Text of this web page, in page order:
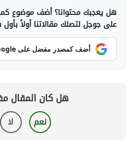
هل يعجبك محتوانا؟ أضف موضوع
على جوجل لتصلك مقالاتنا أولاً
أضف كمصدر مفضل على Google
هل كان المقال
نعم لا